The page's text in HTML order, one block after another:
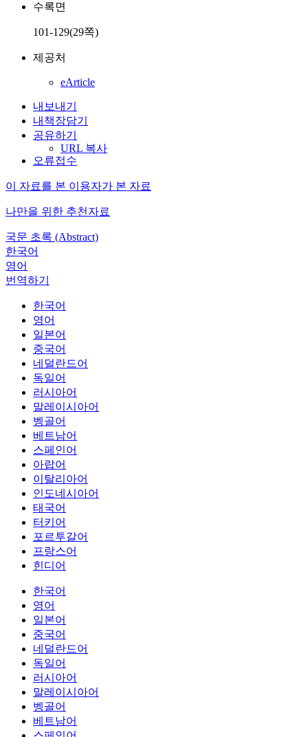
수록면
101-129(29쪽)
제공처
eArticle
내보내기
내책장담기
공유하기
URL 복사
오류접수
이 자료를 본 이용자가 본 자료
나만을 위한 추천자료
국문 초록 (Abstract)
한국어
영어
번역하기
한국어
영어
일본어
중국어
네덜란드어
독일어
러시아어
말레이시아어
벵골어
베트남어
스페인어
아랍어
이탈리아어
인도네시아어
태국어
터키어
포르투갈어
프랑스어
힌디어
한국어
영어
일본어
중국어
네덜란드어
독일어
러시아어
말레이시아어
벵골어
베트남어